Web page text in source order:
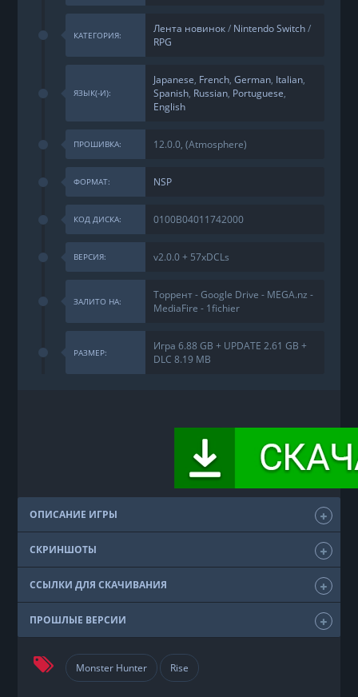
КАТЕГОРИЯ: Лента новинок/ Nintendo Switch/
RPG
ЯЗЫК(-И):
Japanese, French,German, Italian,
Spanish, Russian, Portuguese,
English
ПРОШИВКА: 12.0.0, (Atmosphere)
ФОРМАТ: NSP
КОД ДИСКА: 0100B04011742000
ВЕРСИЯ: v2.0.0 + 57xDCLs
ЗАЛИТО НА:
Торрент - Google Drive - MEGA.nz -
MediaFire - 1fichier
РАЗМЕР:
Игра 6.88 GB + UPDATE 2.61 GB +
DLC 8.19 MB
ОПИСАНИЕ ИГРЫ
СКРИНШОТЫ
ССЫЛКИ ДЛЯ СКАЧИВАНИЯ
ПРОШЛЫЕ ВЕРСИИ
Monster Hunter Rise